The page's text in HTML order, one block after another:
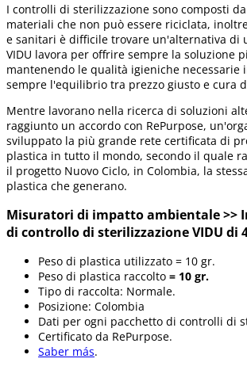
I controlli di sterilizzazione sono composti
materiali che non può essere riciclata,
e sanitari è difficile trovare un'alternativa di
VIDU lavora per offrire sempre la soluzione
mantenendo le qualità igieniche necessarie
sempre l'equilibrio tra prezzo giusto e cura
Mentre lavorano nella ricerca di soluzioni
raggiunto un accordo con RePurpose,
sviluppato la più grande rete certificata di
plastica in tutto il mondo, secondo il quale
il progetto Nuovo Ciclo, in Colombia, la
plastica che generano.
Misuratori di impatto ambientale >>
di controllo di sterilizzazione VIDU di
Peso di plastica utilizzato = 10 gr.
Peso di plastica raccolto = 10 gr.
Tipo di raccolta: Normale.
Posizione: Colombia
Dati per ogni pacchetto di controlli di
Certificato da RePurpose.
Saber más.